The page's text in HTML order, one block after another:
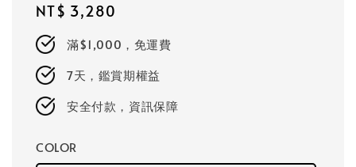
Regular
price
NT$ 3,280
滿$1,000，免運費
7天，鑑賞期權益
安全付款，資訊保障
COLOR